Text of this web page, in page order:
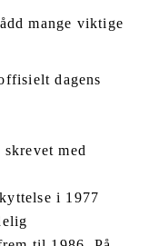
mange viktige
dagens
med
i 1977